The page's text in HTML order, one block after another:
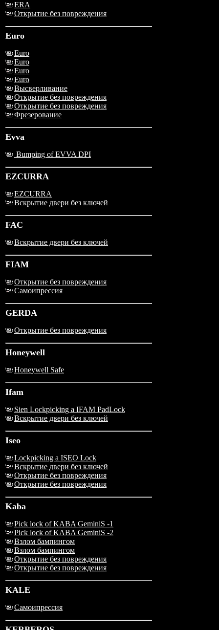
ERA
Открытие без повреждения
Euro
Euro
Euro
Euro
Euro
Высверливание
Открытие без повреждения
Открытие без повреждения
Фрезерование
Evva
Bumping of EVVA DPI
EZCURRA
EZCURRA
Вскрытие двери без ключей
FAC
Вскрытие двери без ключей
FIAM
Открытие без повреждения
Самоипрессия
GERDA
Открытие без повреждения
Honeywell
Honeywell Safe
Ifam
Sien Lockpicking a IFAM PadLock
Вскрытие двери без ключей
Iseo
Lockpicking a ISEO Lock
Вскрытие двери без ключей
Открытие без повреждения
Открытие без повреждения
Kaba
Pick lock of KABA GeminiS -1
Pick lock of KABA GeminiS -2
Взлом бампингом
Взлом бампингом
Открытие без повреждения
Открытие без повреждения
KALE
Самоипрессия